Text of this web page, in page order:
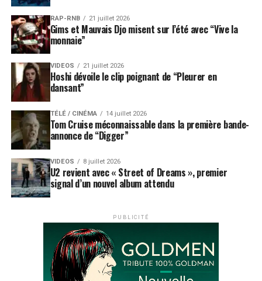
RAP-RNB 21 juillet 2026
Gims et Mauvais Djo misent sur l’été avec “Vive la
monnaie”
VIDEOS 21 juillet 2026
Hoshi dévoile le clip poignant de “Pleurer en
dansant”
TÉLÉ / CINÉMA 14 juillet 2026
Tom Cruise méconnaissable dans la première bande-
annonce de “Digger”
VIDEOS 8 juillet 2026
U2 revient avec « Street of Dreams », premier
signal d’un nouvel album attendu
PUBLICITÉ